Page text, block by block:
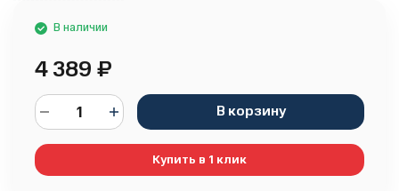
В наличии
4 389 ₽
В корзину
Купить в 1 клик